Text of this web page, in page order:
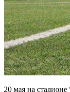
20 мая на